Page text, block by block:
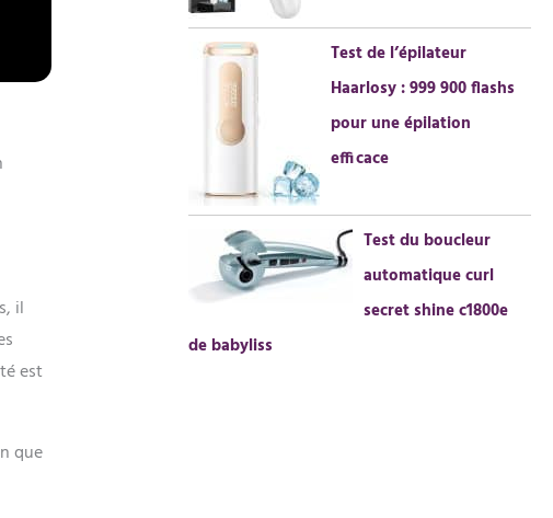
il
est
que
Test de l’épilateur
Haarlosy : 999 900 flashs
pour une épilation
efficace
Test du boucleur
automatique curl
secret shine c1800e
de babyliss